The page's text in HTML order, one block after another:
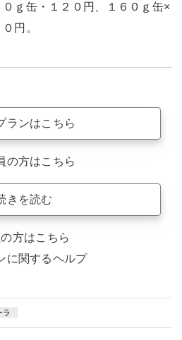
ｇ缶・１２０円、１６０ｇ缶×
円。
ランはこちら
の方はこちら
きを読む
方はこちら
に関するヘルプ
ラ